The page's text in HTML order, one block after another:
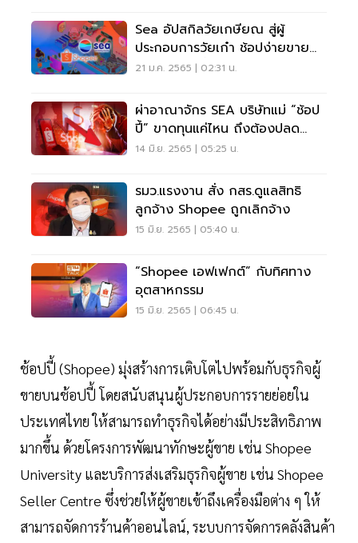
Sea อัปสกิลวัยเกษียณ สู่ผู้
ประกอบการวัยเก๋า ช้อปง่ายขาย
คล่องในช้อปปี้
21 ม.ค. 2565 | 02:31 น.
ผ่าอาณาจักร SEA บริษัทแม่ “ช้อป
ปี้” ขาดทุนแค่ไหน ถึงต้องปลด
พนักงาน
14 มิ.ย. 2565 | 05:25 น.
รมว.แรงงาน สั่ง กสร.ดูแลสิทธิ
ลูกจ้าง Shopee ถูกเลิกจ้าง
15 มิ.ย. 2565 | 05:40 น.
“Shopee เอฟเฟกต์” กับทิศทาง
อุตสาหกรรม
15 มิ.ย. 2565 | 06:45 น.
ช้อปปี้ (Shopee) มุ่งสร้างการเติบโตไปพร้อมกับธุรกิจผู้
ขายบนช้อปปี้ โดยสนับสนุนผู้ประกอบการรายย่อยใน
ประเทศไทย ให้สามารถทำธุรกิจได้อย่างมีประสิทธิภาพ
มากขึ้น ด้วยโครงการพัฒนาทักษะผู้ขาย เช่น Shopee
University และบริการส่งเสริมธุรกิจผู้ขาย เช่น Shopee
Seller Centre ซึ่งช่วยให้ผู้ขายเข้าถึงเครื่องมือต่าง ๆ ให้
สามารถจัดการร้านค้าออนไลน์, ระบบการจัดการคลังสินค้า